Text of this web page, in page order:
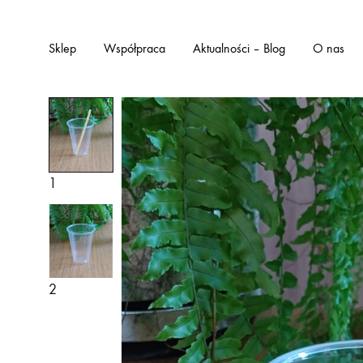
Sklep Współpraca Aktualności – Blog O nas
1
2